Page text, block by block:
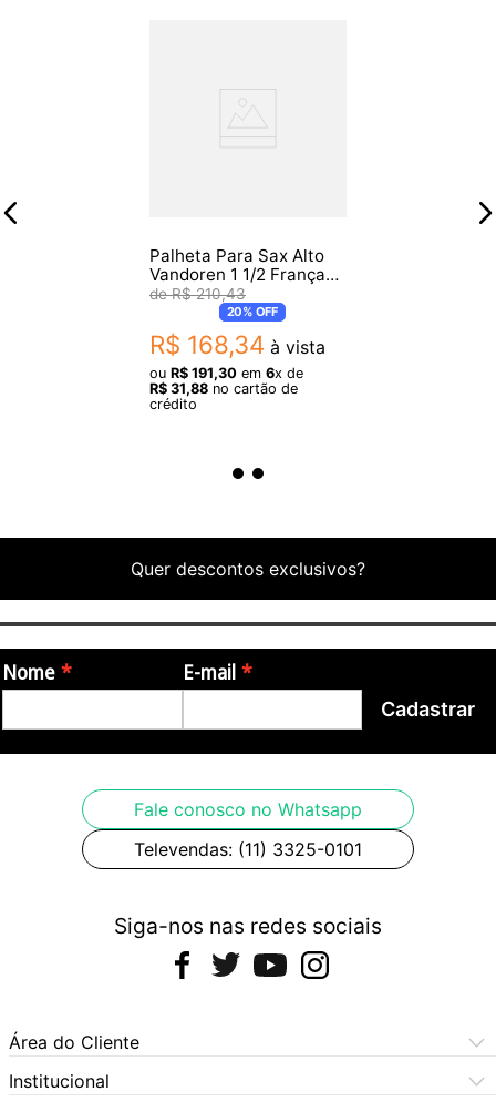
Palheta Para Sax Alto
Vandoren 1 1/2 França
2210
R$ 210,43
20%OFF
R$ 168,34 à vista
ou R$ 191,30 em 6x de
R$ 31,88 no cartão de
crédito
Quer descontos exclusivos?
Nome E-mail
Cadastrar
Fale conosco no Whatsapp
Televendas: (11) 3325-0101
Siga-nos nas redes sociais
Área do Cliente
Meus Pedidos
Meus Dados
Institucional